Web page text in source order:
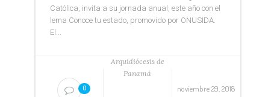
Católica, invita a su jornada anual, este año con el
lema Conoce tu estado, promovido por ONUSIDA.
El...
0
Arquidiócesis de
Panamá
noviembre 29, 2018